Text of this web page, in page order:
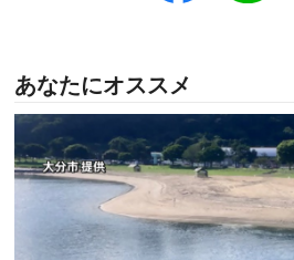
あなたにオススメ